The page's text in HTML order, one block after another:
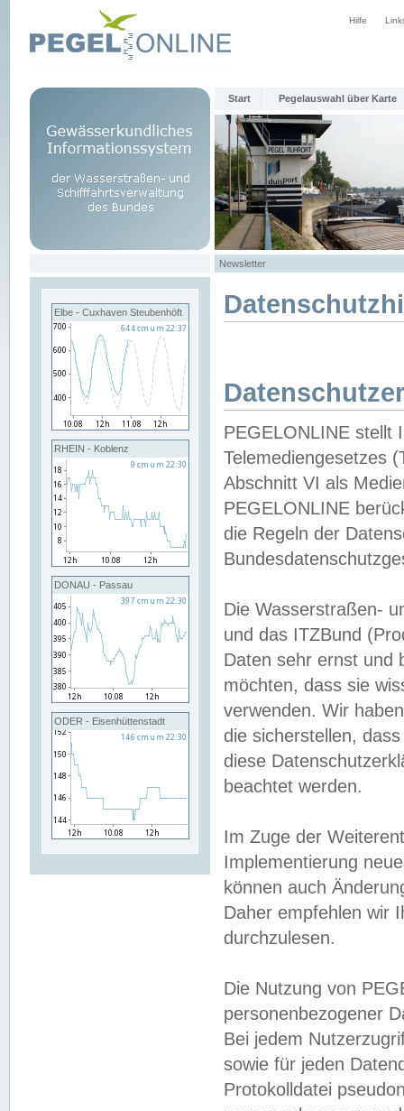
Hilfe
Start Pegelauswahl über Karte
Newsletter
Elbe - Cuxhaven Steubenhöft
RHEIN - Koblenz
DONAU - Passau
ODER - Eisenhüttenstadt
PEGELONLINE stellt
Telemediengesetzes
Abschnitt VI als
PEGELONLINE
die Regeln der
Die Wasserstraßen-
und das ITZBund
Daten sehr ernst und
möchten, dass sie
verwenden. Wir
die sicherstellen,
diese
beachtet werden.
Im Zuge der
Implementierung
können auch
Daher empfehlen wir
durchzulesen.
Die Nutzung von
personenbezogener
Bei jedem
sowie für jeden
Protokolldatei